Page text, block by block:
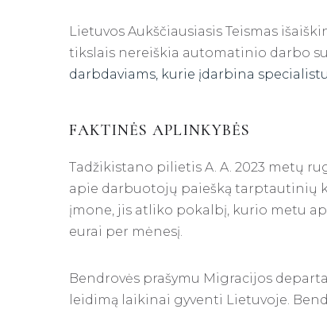
Lietuvos Aukščiausiasis Teismas
tikslais nereiškia automatinio darbo
darbdaviams, kurie įdarbina
FAKTINĖS APLINKYBĖS
Tadžikistano pilietis A. A. 2023 metų
apie darbuotojų paiešką tarptautinių
įmone, jis atliko pokalbį, kurio metu
eurai per mėnesį.
Bendrovės prašymu Migracijos
leidimą laikinai gyventi Lietuvoje.